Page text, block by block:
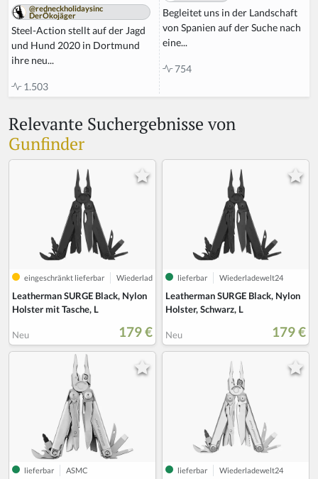
@redneckholidaysinc
DerÖkojäger
Steel-Action stellt auf der Jagd
und Hund 2020 in Dortmund
ihre neu...
1.503
Begleitet uns in der Landschaft
von Spanien auf der Suche nach
eine...
754
Relevante Suchergebnisse von
Gunfinder